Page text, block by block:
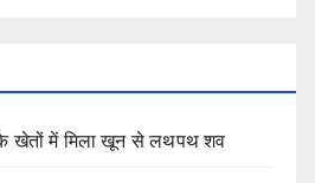
खेतों में मिला खून से लथपथ शव